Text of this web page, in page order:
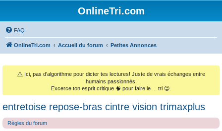
OnlineTri.com
FAQ
OnlineTri.com Accueil du forum Petites Annonces
⚠️ Ici, pas d'algorithme pour dicter tes lectures! Juste de vrais échanges entre
humains passionnés.
Excerce ton esprit critique 🧠 pour faire le ... tri 😉.
entretoise repose-bras cintre vision trimaxplus
Règles du forum